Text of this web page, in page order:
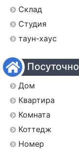
Склад
Студия
таун-хаус
Посуточно
Дом
Квартира
Комната
Коттедж
Номер